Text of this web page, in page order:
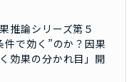
推論シリーズ第５
件で効く”のか？因果
効果の分かれ目」開